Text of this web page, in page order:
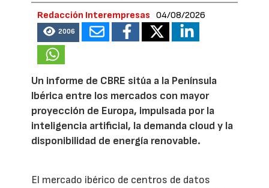
Redacción Interempresas 04/08/2026
2006
Un informe de CBRE sitúa a la Península
Ibérica entre los mercados con mayor
proyección de Europa, impulsada por la
inteligencia artificial, la demanda cloud y la
disponibilidad de energía renovable.
El mercado ibérico de centros de datos